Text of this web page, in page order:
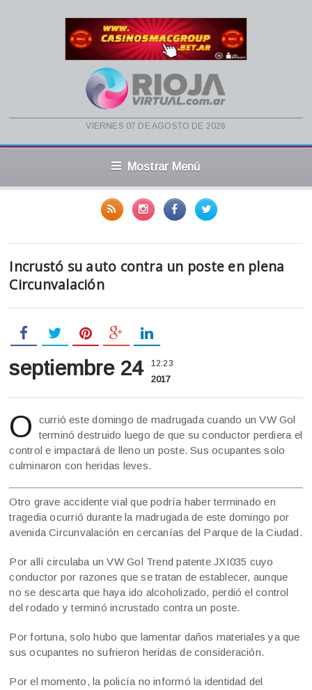
viernes 07 de agosto de 2026
Mostrar Menú
Incrustó su auto contra un poste en plena
Circunvalación
septiembre 24 12:23
2017
O
currió este domingo de madrugada cuando un VW Gol
terminó destruido luego de que su conductor perdiera el
control e impactará de lleno un poste. Sus ocupantes solo
culminaron con heridas leves.
Otro grave accidente vial que podría haber terminado en
tragedia ocurrió durante la madrugada de este domingo por
avenida Circunvalación en cercanías del Parque de la Ciudad.
Por allí circulaba un VW Gol Trend patente JXI035 cuyo
conductor por razones que se tratan de establecer, aunque
no se descarta que haya ido alcoholizado, perdió el control
del rodado y terminó incrustado contra un poste.
Por fortuna, solo hubo que lamentar daños materiales ya que
sus ocupantes no sufrieron heridas de consideración.
Por el momento, la policía no informó la identidad del